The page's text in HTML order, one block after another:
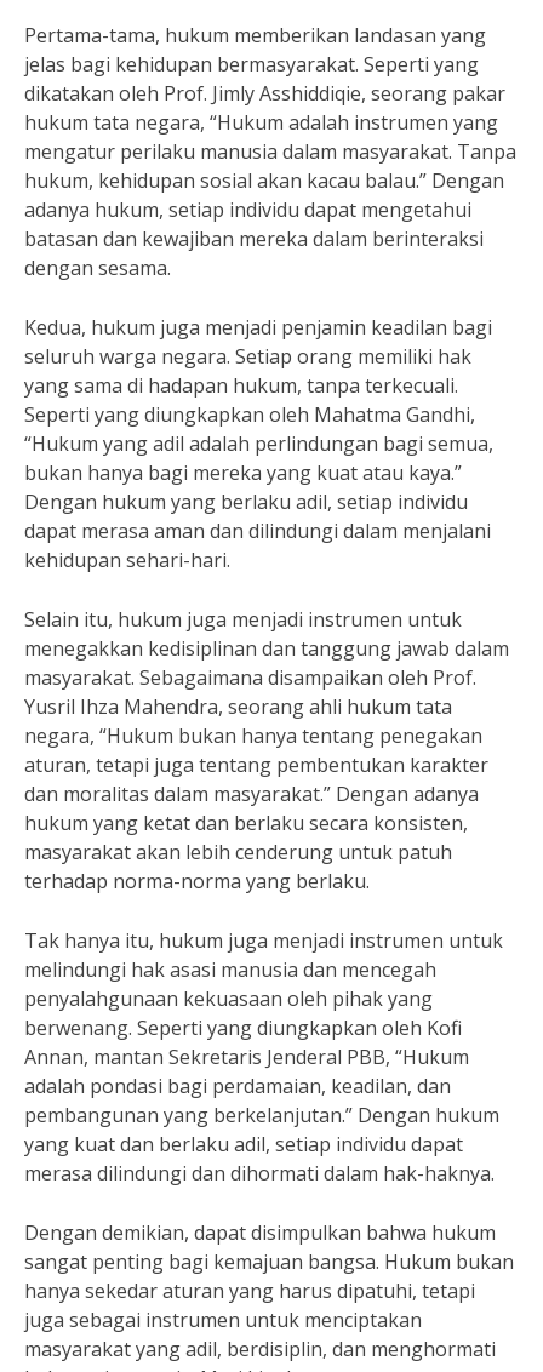
Pertama-tama, hukum memberikan landasan yang
jelas bagi kehidupan bermasyarakat. Seperti yang
dikatakan oleh Prof. Jimly Asshiddiqie, seorang pakar
hukum tata negara, “Hukum adalah instrumen yang
mengatur perilaku manusia dalam masyarakat. Tanpa
hukum, kehidupan sosial akan kacau balau.” Dengan
adanya hukum, setiap individu dapat mengetahui
batasan dan kewajiban mereka dalam berinteraksi
dengan sesama.
Kedua, hukum juga menjadi penjamin keadilan bagi
seluruh warga negara. Setiap orang memiliki hak
yang sama di hadapan hukum, tanpa terkecuali.
Seperti yang diungkapkan oleh Mahatma Gandhi,
“Hukum yang adil adalah perlindungan bagi semua,
bukan hanya bagi mereka yang kuat atau kaya.”
Dengan hukum yang berlaku adil, setiap individu
dapat merasa aman dan dilindungi dalam menjalani
kehidupan sehari-hari.
Selain itu, hukum juga menjadi instrumen untuk
menegakkan kedisiplinan dan tanggung jawab dalam
masyarakat. Sebagaimana disampaikan oleh Prof.
Yusril Ihza Mahendra, seorang ahli hukum tata
negara, “Hukum bukan hanya tentang penegakan
aturan, tetapi juga tentang pembentukan karakter
dan moralitas dalam masyarakat.” Dengan adanya
hukum yang ketat dan berlaku secara konsisten,
masyarakat akan lebih cenderung untuk patuh
terhadap norma-norma yang berlaku.
Tak hanya itu, hukum juga menjadi instrumen untuk
melindungi hak asasi manusia dan mencegah
penyalahgunaan kekuasaan oleh pihak yang
berwenang. Seperti yang diungkapkan oleh Kofi
Annan, mantan Sekretaris Jenderal PBB, “Hukum
adalah pondasi bagi perdamaian, keadilan, dan
pembangunan yang berkelanjutan.” Dengan hukum
yang kuat dan berlaku adil, setiap individu dapat
merasa dilindungi dan dihormati dalam hak-haknya.
Dengan demikian, dapat disimpulkan bahwa hukum
sangat penting bagi kemajuan bangsa. Hukum bukan
hanya sekedar aturan yang harus dipatuhi, tetapi
juga sebagai instrumen untuk menciptakan
masyarakat yang adil, berdisiplin, dan menghormati